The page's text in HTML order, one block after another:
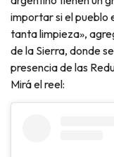
importar si el pueblo
tanta limpieza»,
de la Sierra, donde
presencia de las
Mirá el reel: